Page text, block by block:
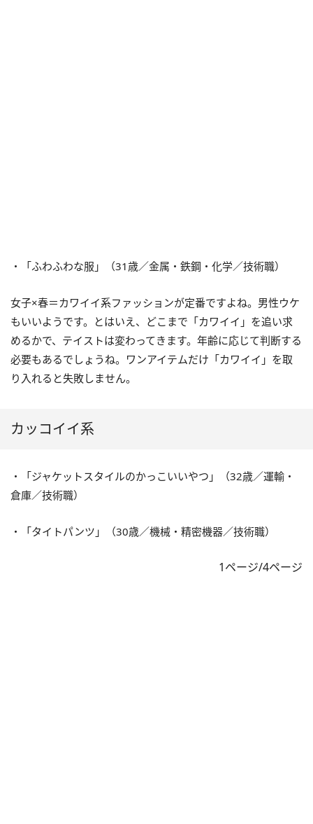
・「ふわふわな服」（31歳／金属・鉄鋼・化学／技術職）
女子×春＝カワイイ系ファッションが定番ですよね。男性ウケ
もいいようです。とはいえ、どこまで「カワイイ」を追い求
めるかで、テイストは変わってきます。年齢に応じて判断する
必要もあるでしょうね。ワンアイテムだけ「カワイイ」を取
り入れると失敗しません。
カッコイイ系
・「ジャケットスタイルのかっこいいやつ」（32歳／運輸・
倉庫／技術職）
・「タイトパンツ」（30歳／機械・精密機器／技術職）
1ページ/4ページ